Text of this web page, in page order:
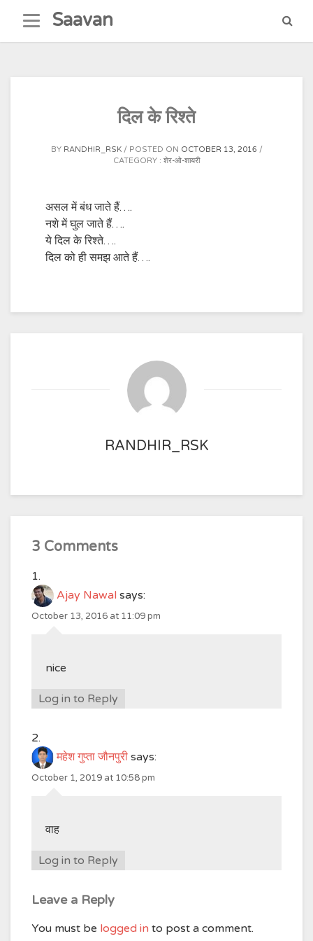
content
Saavan
दिल के रिश्ते
BY RANDHIR_RSK POSTED ON OCTOBER 13, 2016
CATEGORY : शेर-ओ-शायरी
असल में बंध जाते हैं….
नशे में घुल जाते हैं….
ये दिल के रिश्ते….
दिल को ही समझ आते हैं….
RANDHIR_RSK
3 Comments
Ajay Nawal says:
October 13, 2016 at 11:09 pm
nice
Log in to Reply
महेश गुप्ता जौनपुरी says:
October 1, 2019 at 10:58 pm
वाह
Log in to Reply
Leave a Reply
You must be logged in to post a comment.